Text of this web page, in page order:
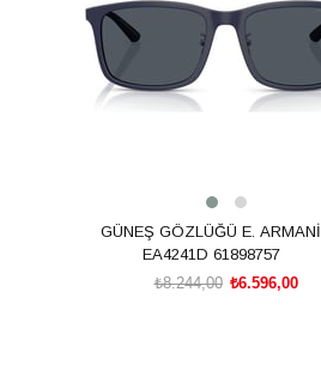
GÜNEŞ GÖZLÜĞÜ E. ARMANİ
EA4241D 61898757
₺6.596,00
₺8.244,00